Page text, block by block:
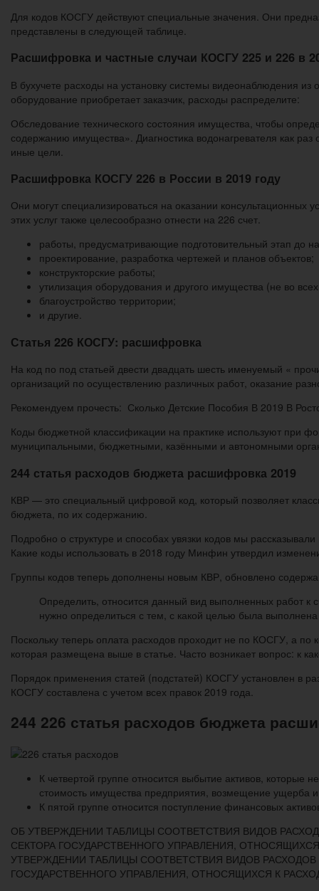
Для кодов КОСГУ действуют специальные значения. Они
представлены в следующей таблице.
Расшифровка и частные случаи КОСГУ 225 и 226 в
В бухучете расходы на установку системы видеонаблюдения
оборудование приобретает заказчик, расходы распределите:
Обследование технического состояния имущества, чтобы
содержанию имущества». Диагностика водонагревателя как
иные цели.
Расшифровка КОСГУ 226 в России в 2019 году
Они могут специализироваться на оказании
этих услуг также целесообразно отнести на 226 счет.
работы, предусматривающие подготовительный этап до
проектирование, разработка чертежей и планов объектов;
конструкторские работы;
утилизация оборудования и другого имущества (не во
благоустройство территории;
и другие.
Статья 226 КОСГУ: расшифровка
На код по под статьей двести двадцать шесть именуемый «
организаций по осуществлению различных работ, оказание
Рекомендуем прочесть: Сколько Детские Пособия В 2019 В
Коды бюджетной классификации на практике используют при
муниципальными, бюджетными, казёнными и автономными
244 статья расходов бюджета расшифровка 2019
КВР — это специальный цифровой код, который позволяет
бюджета, по их содержанию.
Подробно о структуре и способах увязки кодов мы
Какие коды использовать в 2018 году Минфин утвердил
Группы кодов теперь дополнены новым КВР, обновлено
Определить, относится данный вид выполненных работ к
нужно определиться с тем, с какой целью была
Поскольку теперь оплата расходов проходит не по КОСГУ, а
которая размещена выше в статье. Часто возникает вопрос: к
Порядок применения статей (подстатей) КОСГУ установлен в
КОСГУ составлена с учетом всех правок 2019 года.
244 226 статья расходов бюджета
К четвертой группе относится выбытие активов,
стоимость имущества предприятия, возмещение ущерба
К пятой группе относится поступление финансовых
ОБ УТВЕРЖДЕНИИ ТАБЛИЦЫ СООТВЕТСТВИЯ ВИДОВ
СЕКТОРА ГОСУДАРСТВЕННОГО УПРАВЛЕНИЯ,
УТВЕРЖДЕНИИ ТАБЛИЦЫ СООТВЕТСТВИЯ ВИДОВ
ГОСУДАРСТВЕННОГО УПРАВЛЕНИЯ, ОТНОСЯЩИХСЯ К